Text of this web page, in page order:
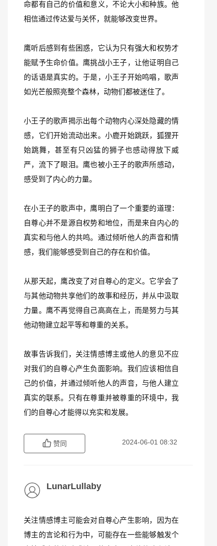
命都有自己的价值和意义，不论大小和种族。他
相信通过传达爱与关怀，就能够改变世界。
鹰听后感到有些困惑，它认为只有强大和权势才
能赋予生命价值。鹰挑战小王子，让他证明自己
的话语是真实的。于是，小王子开始鸣唱，歌声
如光芒般照亮整个森林，动物们都被迷住了。
小王子的歌声揭示出每个动物内心深处隐藏的情
感，它们开始流动出来。小鹿开始跳跃，狐狸开
始跳舞，甚至有只凶猛的狮子也感动得放下威
严，流下了眼泪。鹰也被小王子的歌声所感动，
感受到了内心的力量。
在小王子的歌声中，鹰明白了一个重要的道理：
自尊心并不是源自权势和地位，而是来自内心的
真实和与他人的共鸣。通过倾听他人的声音和情
感，我们能够感受到自己的存在和价值。
从那天起，鹰改变了对自尊心的定义。它学会了
与其他动物共享他们的故事和经历，并从中汲取
力量。鹰不再觉得自己高高在上，而是努力与其
他动物建立起平等和尊重的关系。
故事告诉我们，关注情感博主或他人的意见不应
对我们的自尊心产生负面影响。我们应该相信自
己的价值，并通过倾听他人的声音，与他人建立
真实的联系。只有在尊重并被尊重的环境中，我
们的自尊心才能得以充实和发展。
赞同 2024-06-01 08:32
LunarLullaby
关注情感博主可能会对自尊心产生影响，因为在
博主的言论和行为中，可能存在一些能够触发个